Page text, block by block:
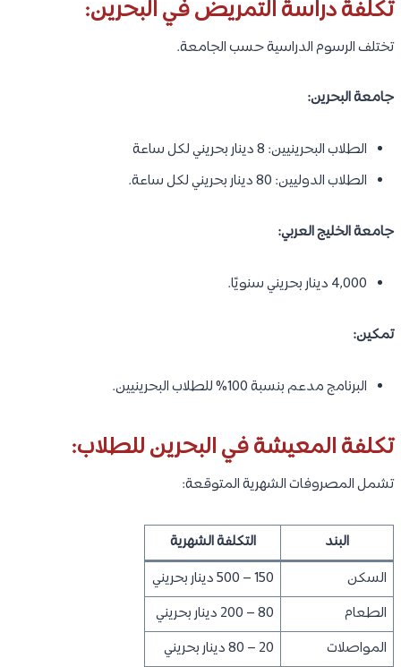
يعتمد على البرنامج والجهة المقدمة، وقد تشمل بعض البرامج دعمًا
مميزات البرامج:
دعم مالي وتدريبي.
تطوير المهارات المهنية في القطاع الصحي.
تعرف على:
البحرين:
تشمل أبرز التخصصات المطلوبة:
تمريض العناية المركزة.
تمريض الطوارئ.
تمريض الأطفال.
تمريض العمليات الجراحية.
تمريض التخدير.